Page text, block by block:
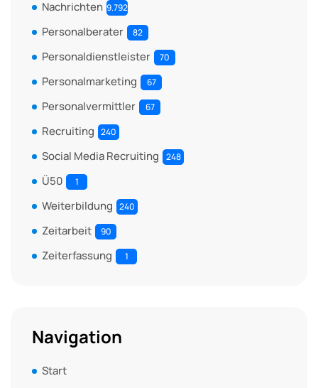
Nachrichten 9.792
Personalberater 82
Personaldienstleister 70
Personalmarketing 67
Personalvermittler 67
Recruiting 240
Social Media Recruiting 248
Ü50 1
Weiterbildung 240
Zeitarbeit 90
Zeiterfassung 1
Navigation
Start